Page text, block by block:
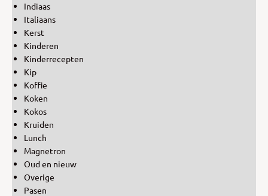
Indiaas
Italiaans
Kerst
Kinderen
Kinderrecepten
Kip
Koffie
Koken
Kokos
Kruiden
Lunch
Magnetron
Oud en nieuw
Overige
Pasen